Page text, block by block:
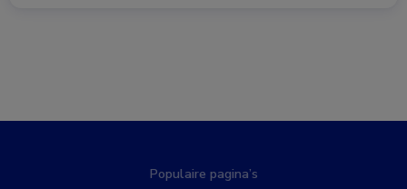
Populaire pagina’s